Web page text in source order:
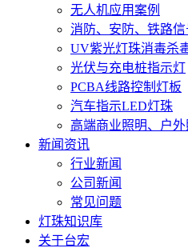
无人机应用案例
消防、安防、铁路信
UV紫光灯珠消毒杀
光伏与充电桩指示灯
PCBA线路控制灯板
汽车指示LED灯珠
高端商业照明、户
新闻资讯
行业新闻
公司新闻
常见问题
灯珠知识库
关于台宏